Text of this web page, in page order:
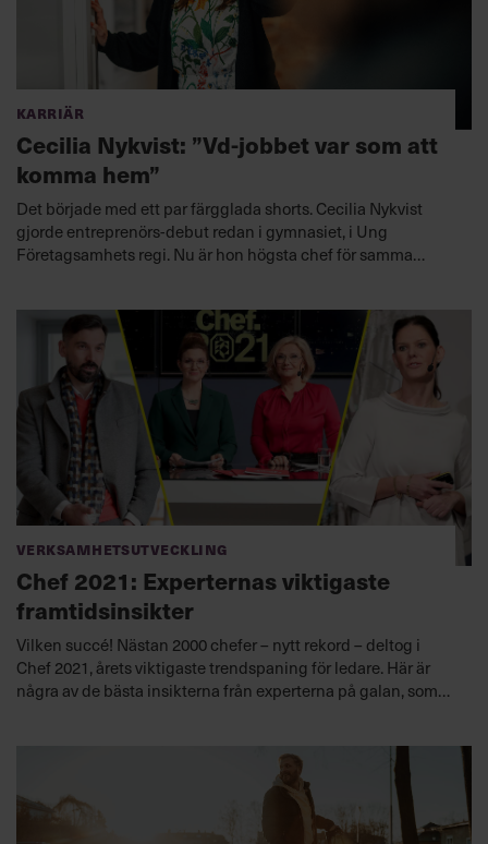
Karriär
Cecilia Nykvist: ”Vd-jobbet var som att
komma hem”
Det började med ett par färgglada shorts. Cecilia Nykvist
gjorde entreprenörs-debut redan i gymnasiet, i Ung
Företagsamhets regi. Nu är hon högsta chef för samma
Verksamhetsutveckling
Chef 2021: Experternas viktigaste
framtidsinsikter
Vilken succé! Nästan 2000 chefer – nytt rekord – deltog i
Chef 2021, årets viktigaste trendspaning för ledare. Här är
några av de bästa insikterna från experterna på galan, som